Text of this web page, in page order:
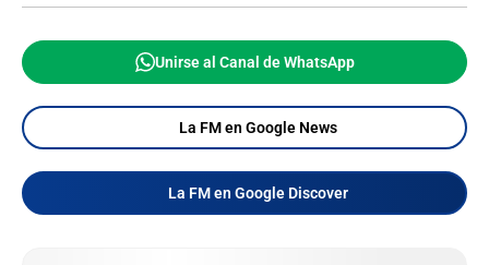
Unirse al Canal de WhatsApp
La FM en Google News
La FM en Google Discover